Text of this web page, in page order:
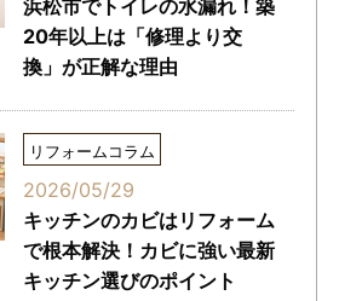
浜松市でトイレの水漏れ！築
20年以上は「修理より交
換」が正解な理由
リフォームコラム
2026/05/29
キッチンのカビはリフォーム
で根本解決！カビに強い最新
キッチン選びのポイント